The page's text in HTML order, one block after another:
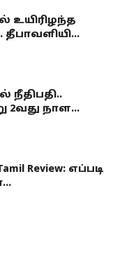
உயிரிழந்த
தீபாவளியி...
நீதிபதி..
2வது நாள...
Review: எப்படி